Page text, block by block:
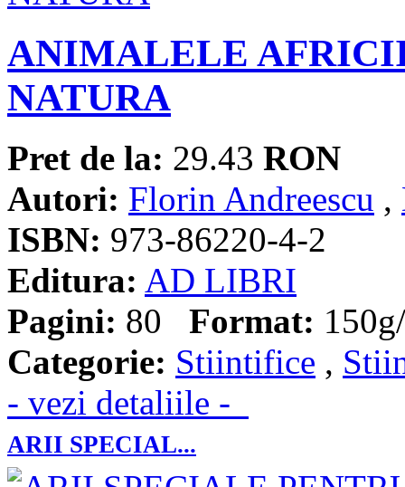
ANIMALELE
NATURA
Pret de la: 29.43 RON
Autori: Florin Andreescu ,
ISBN: 973-86220-4-2
Editura: AD LIBRI
Pagini: 80 Format:
Categorie: Stiintifice ,
- vezi detaliile -
ARII SPECIAL...